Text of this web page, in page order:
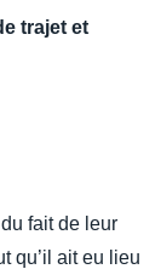
trajet et
fait de leur
qu’il ait eu lieu